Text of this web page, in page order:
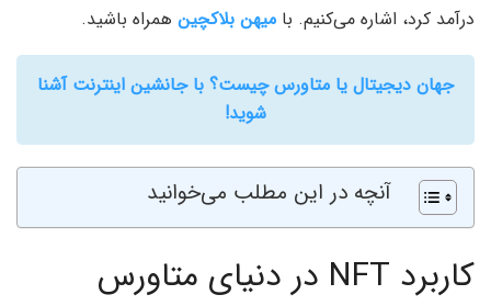
درآمد کرد، اشاره می‌کنیم. با میهن بلاکچین همراه باشید.
جهان دیجیتال یا متاورس چیست؟ با جانشین اینترنت آشنا
شوید!
آنچه در این مطلب می‌خوانید
کاربرد NFT در دنیای متاورس